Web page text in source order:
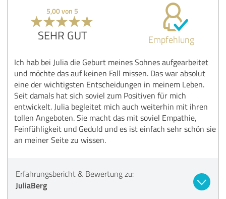
5,00 von 5
SEHR GUT Empfehlung
Ich hab bei Julia die Geburt meines Sohnes aufgearbeitet
und möchte das auf keinen Fall missen. Das war absolut
eine der wichtigsten Entscheidungen in meinem Leben.
Seit damals hat sich soviel zum Positiven für mich
entwickelt. Julia begleitet mich auch weiterhin mit ihren
tollen Angeboten. Sie macht das mit soviel Empathie,
Feinfühligkeit und Geduld und es ist einfach sehr schön sie
an meiner Seite zu wissen.
Erfahrungsbericht & Bewertung zu:
JuliaBerg